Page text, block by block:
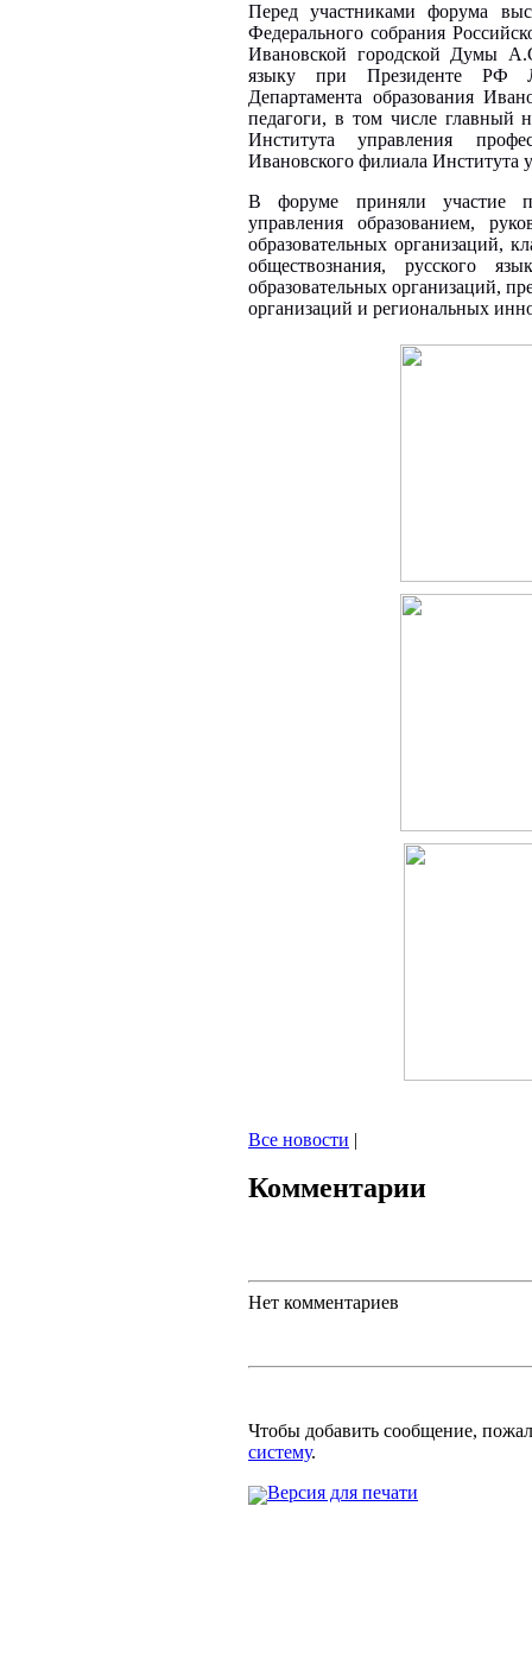
Перед участниками форума
Федерального собрания
Ивановской городской Думы
языку при Президенте РФ
Департамента образования
педагоги, в том числе главный
Института управления
Ивановского филиала
В форуме приняли участие
управления образованием,
образовательных организаций,
обществознания, русского
образовательных организаций,
организаций и региональных
Все новости |
Комментарии
Нет комментариев
Чтобы добавить сообщение,
систему.
Версия для печати